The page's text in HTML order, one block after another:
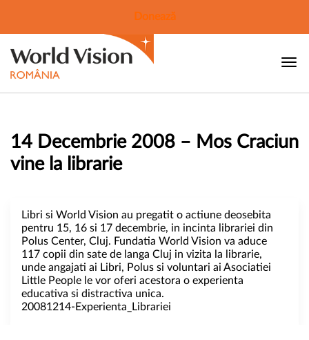
Donează
14 Decembrie 2008 – Mos Craciun
vine la librarie
Libri si World Vision au pregatit o actiune deosebita
pentru 15, 16 si 17 decembrie, in incinta librariei din
Polus Center, Cluj. Fundatia World Vision va aduce
117 copii din sate de langa Cluj in vizita la librarie,
unde angajati ai Libri, Polus si voluntari ai Asociatiei
Little People le vor oferi acestora o experienta
educativa si distractiva unica.
20081214-Experienta_Librariei